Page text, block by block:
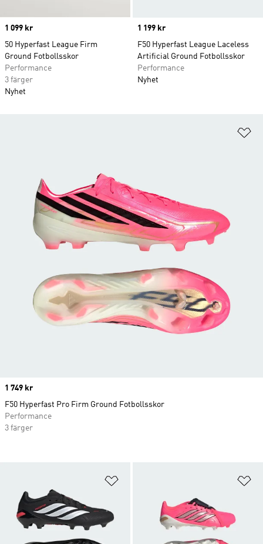
Price
1 099 kr
50 Hyperfast League Firm
Ground Fotbollsskor
Performance
3 färger
Nyhet
Price
1 199 kr
F50 Hyperfast League Laceless
Artificial Ground Fotbollsskor
Performance
Nyhet
Price
1 749 kr
F50 Hyperfast Pro Firm Ground Fotbollsskor
Performance
3 färger